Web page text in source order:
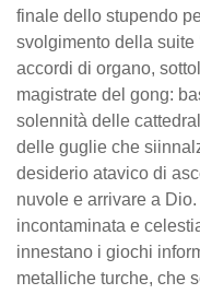
finale dello stupendo
svolgimento della suite
accordi di organo,
magistrate del gong:
solennità delle
delle guglie che
desiderio atavico di
nuvole e arrivare a
incontaminata e
innestano i giochi
metalliche turche, che